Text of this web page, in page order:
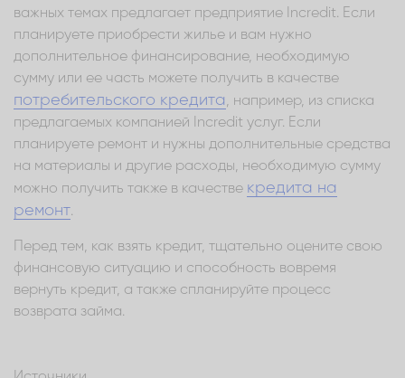
важных темах предлагает предприятие Incredit. Если
планируете приобрести жилье и вам нужно
дополнительное финансирование, необходимую
сумму или ее часть можете получить в качестве
потребительского кредита, например, из списка
предлагаемых компанией Incredit услуг. Если
планируете ремонт и нужны дополнительные средства
на материалы и другие расходы, необходимую сумму
можно получить также в качестве кредита на
ремонт.
Перед тем, как взять кредит, тщательно оцените свою
финансовую ситуацию и способность вовремя
вернуть кредит, а также спланируйте процесс
возврата займа.